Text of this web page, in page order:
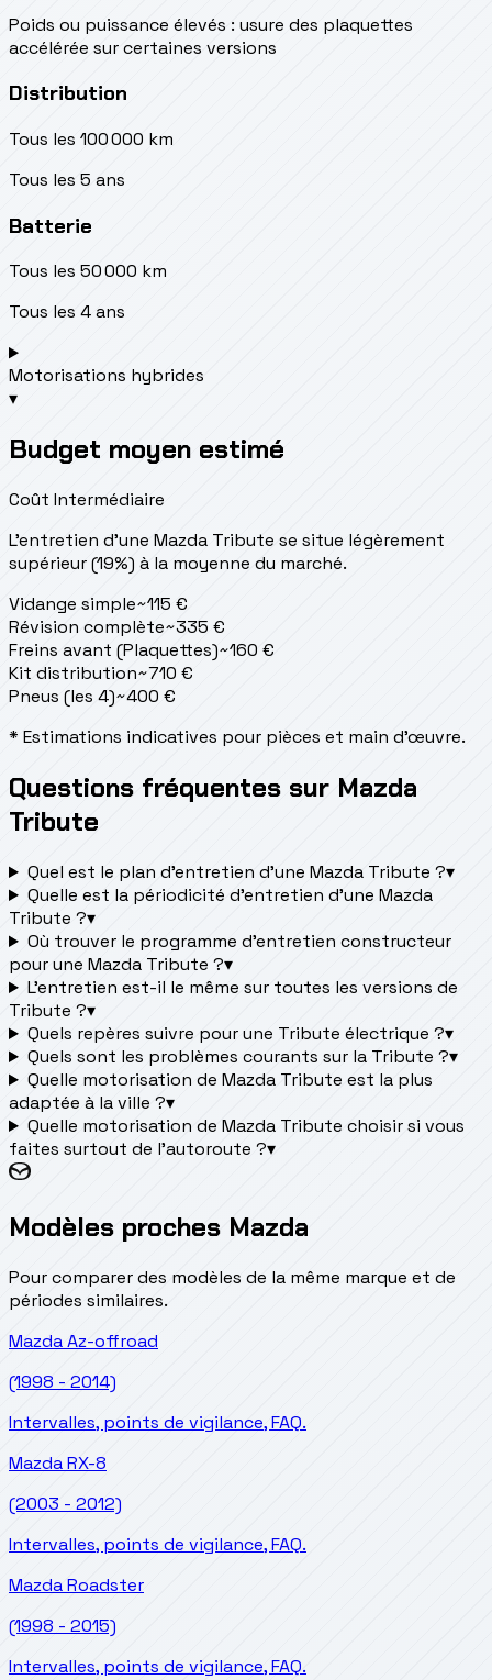
Poids ou puissance élevés : usure des plaquettes
accélérée sur certaines versions
Distribution
Tous les 100 000 km
Tous les 5 ans
Batterie
Tous les 50 000 km
Tous les 4 ans
Motorisations hybrides
▾
Budget moyen estimé
Coût Intermédiaire
L'entretien d'une Mazda Tribute se situe légèrement
supérieur (19%) à la moyenne du marché.
Vidange simple~115 €
Révision complète~335 €
Freins avant (Plaquettes)~160 €
Kit distribution~710 €
Pneus (les 4)~400 €
* Estimations indicatives pour pièces et main d'œuvre.
Questions fréquentes sur Mazda
Tribute
Quel est le plan d’entretien d’une Mazda Tribute ?▾
Quelle est la périodicité d’entretien d’une Mazda
Tribute ?▾
Où trouver le programme d’entretien constructeur
pour une Mazda Tribute ?▾
L'entretien est-il le même sur toutes les versions de
Tribute ?▾
Quels repères suivre pour une Tribute électrique ?▾
Quels sont les problèmes courants sur la Tribute ?▾
Quelle motorisation de Mazda Tribute est la plus
adaptée à la ville ?▾
Quelle motorisation de Mazda Tribute choisir si vous
faites surtout de l'autoroute ?▾
Modèles proches Mazda
Pour comparer des modèles de la même marque et de
périodes similaires.
MazdaAz-offroad
(1998 - 2014)
Intervalles, points de vigilance, FAQ.
MazdaRX-8
(2003 - 2012)
Intervalles, points de vigilance, FAQ.
MazdaRoadster
(1998 - 2015)
Intervalles, points de vigilance, FAQ.